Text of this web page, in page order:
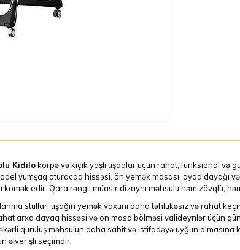
Kidilokörpə və kiçik yaşlı uşaqlar üçün rahat, funksional və
yumşaq oturacaq hissəsi, ön yemək masası, ayaq dayağı
kömək edir. Qara rəngli müasir dizaynı məhsulu həm zövqlü,
stulları uşağın yemək vaxtını daha təhlükəsiz və rahat
arxa dayaq hissəsi və ön masa bölməsi valideynlər üçün
quruluş məhsulun daha sabit və istifadəyə uyğun
əlverişli seçimdir.